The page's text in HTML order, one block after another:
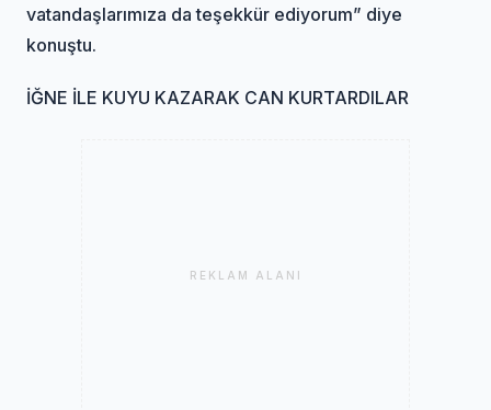
vatandaşlarımıza da teşekkür ediyorum” diye
konuştu.
İĞNE İLE KUYU KAZARAK CAN KURTARDILAR
REKLAM ALANI